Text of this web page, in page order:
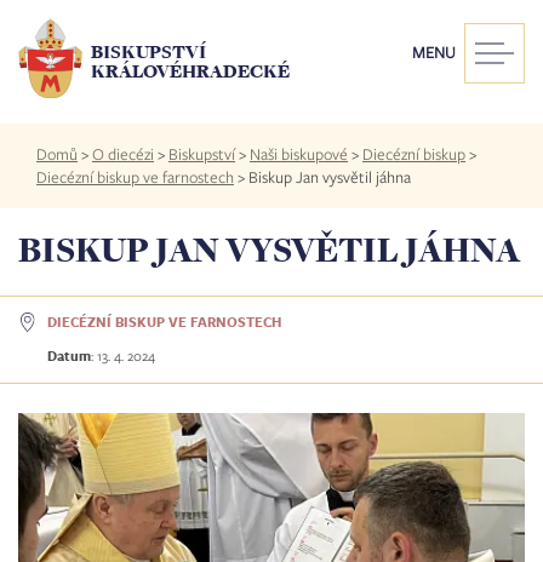
hlavnímu
obsahu
BISKUPSTVÍ
KRÁLOVÉHRADECKÉ
MENU
Drobečková
navigace
Domů >O diecézi > Biskupství> Naši biskupové > Diecézní biskup>
Diecézní biskup ve farnostech > Biskup Jan vysvětil jáhna
BISKUP JAN VYSVĚTIL JÁHNA
DIECÉZNÍ BISKUP VE FARNOSTECH
Datum: 13. 4. 2024